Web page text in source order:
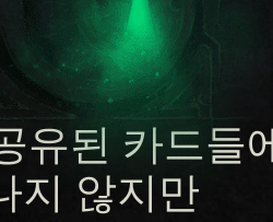
유된 카드들에
지 않지만